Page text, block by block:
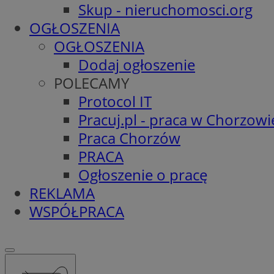
Skup - nieruchomosci.org
OGŁOSZENIA
OGŁOSZENIA
Dodaj ogłoszenie
POLECAMY
Protocol IT
Pracuj.pl - praca w
Praca Chorzów
PRACA
Ogłoszenie o pracę
REKLAMA
WSPÓŁPRACA